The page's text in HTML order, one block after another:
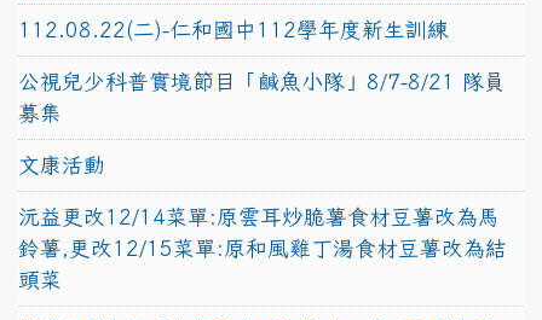
112.08.22(二)-仁和國中112學年度新生訓練
公視兒少科普實境節目「鹹魚小隊」8/7-8/21 隊員
募集
文康活動
沅益更改12/14菜單:原雲耳炒脆薯食材豆薯改為馬
鈴薯,更改12/15菜單:原和風雞丁湯食材豆薯改為結
頭菜